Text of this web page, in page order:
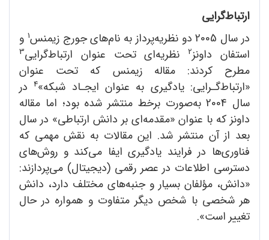
ارتباط‌گرایی
در سال 2005 دو نظریه‌پرداز به نام‌های جورج زیمنس
1 و
استفان داونز2نظریه‌ای تحت عنوان ارتباط‌گرایی3
مطرح کردند: مقاله زیمنس که تحت عنوان
«ارتباط‌گـرایی: یادگیری به عنوان ایجـاد شبکه»4در
سال 2004 به‌صورت برخط منتشر شده بود؛ اما مقاله
داونز که با عنوان «مقدمه‌ای بر دانش ارتباطی» در سال
بعد از آن منتشر شد. این مقالات به نقش مهمی که
فناوری‌ها در فرایند یادگیری ایفا می‌کند و روش‌های
دسترسی اطلاعات در عصر رقمی (دیجیتال) می‌پردازند:
«دانش، مؤلفان بسیار و جنبه‌های مختلف دارد، دانش
هر شخصی با شخص دیگر متفاوت و همواره در حال
تغییر است».